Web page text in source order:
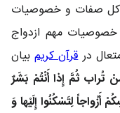
صفات و خصوصیات
مهم ازدواج
درقرآن کریمبیان
تُراب ثُمَّ إِذا أَنْتُمْ بَشَرٌ
لِتَسْکُنُوا إِلَیْها وَ